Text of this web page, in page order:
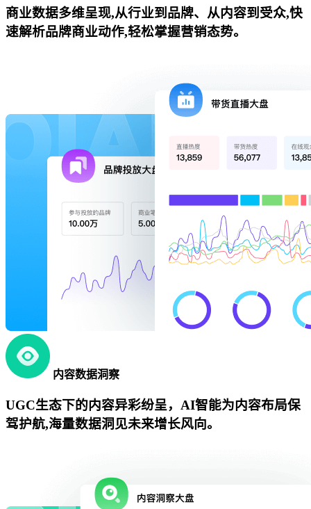
商业数据多维呈现,从行业到品牌、从内容到受众,快
速解析品牌商业动作,轻松掌握营销态势。
内容数据洞察
UGC生态下的内容异彩纷呈，AI智能为内容布局保
驾护航,海量数据洞见未来增长风向。